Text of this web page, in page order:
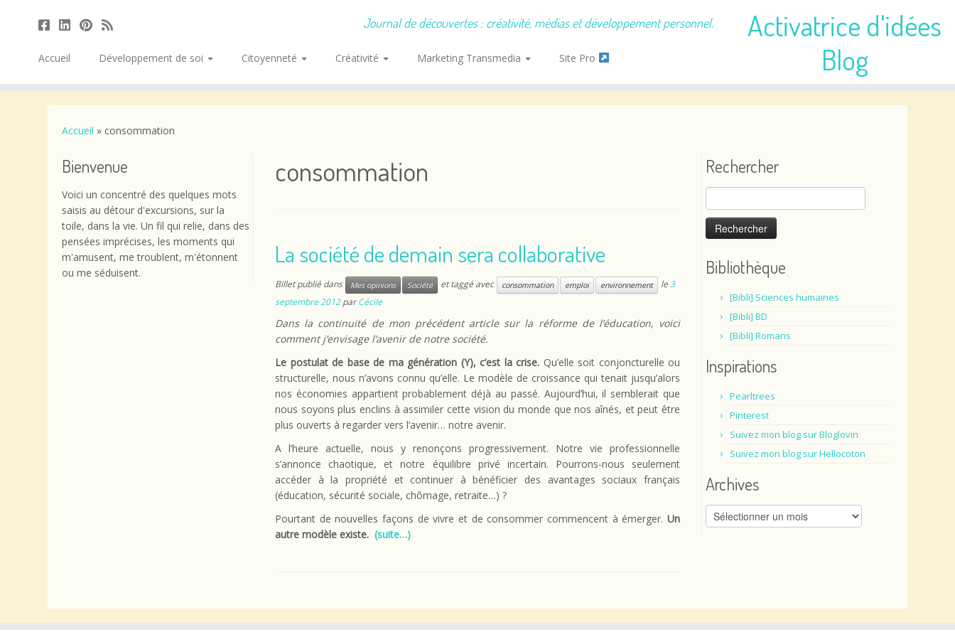
Activatrice d'idées
Blog
Journal de découvertes : créativité, médias et développement personnel.
Accueil Développement de soi Citoyenneté Créativité Marketing Transmedia Site Pro
Accueil » consommation
Bienvenue
Voici un concentré des quelques mots
saisis au détour d'excursions, sur la
toile, dans la vie. Un fil qui relie, dans des
pensées imprécises, les moments qui
m'amusent, me troublent, m'étonnent
ou me séduisent.
consommation
La société de demain sera collaborative
Billet publié dans Mes opinions Société et taggé avec consommation emploi environnement le3
septembre 2012 parCécile
Dans la continuité de mon précédent article sur la réforme de l’éducation, voici
comment j’envisage l’avenir de notre société.
Le postulat de base de ma génération (Y), c’est la crise. Qu’elle soit conjoncturelle ou
structurelle, nous n’avons connu qu’elle. Le modèle de croissance qui tenait jusqu’alors
nos économies appartient probablement déjà au passé. Aujourd’hui, il semblerait que
nous soyons plus enclins à assimiler cette vision du monde que nos aînés, et peut être
plus ouverts à regarder vers l’avenir… notre avenir.
A l’heure actuelle, nous y renonçons progressivement. Notre vie professionnelle
s’annonce chaotique, et notre équilibre privé incertain. Pourrons-nous seulement
accéder à la propriété et continuer à bénéficier des avantages sociaux français
(éducation, sécurité sociale, chômage, retraite…) ?
Pourtant de nouvelles façons de vivre et de consommer commencent à émerger. Un
autre modèle existe. (suite…)
Rechercher
Rechercher :
Bibliothèque
[Bibli] Sciences humaines
[Bibli] BD
[Bibli] Romans
Inspirations
Pearltrees
Pinterest
Suivez mon blog sur Bloglovin
Suivez mon blog sur Hellocoton
Archives
Archives